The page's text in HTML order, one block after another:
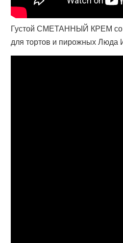
Густой СМЕТАННЫЙ КРЕМ со
для тортов и пирожных Люда